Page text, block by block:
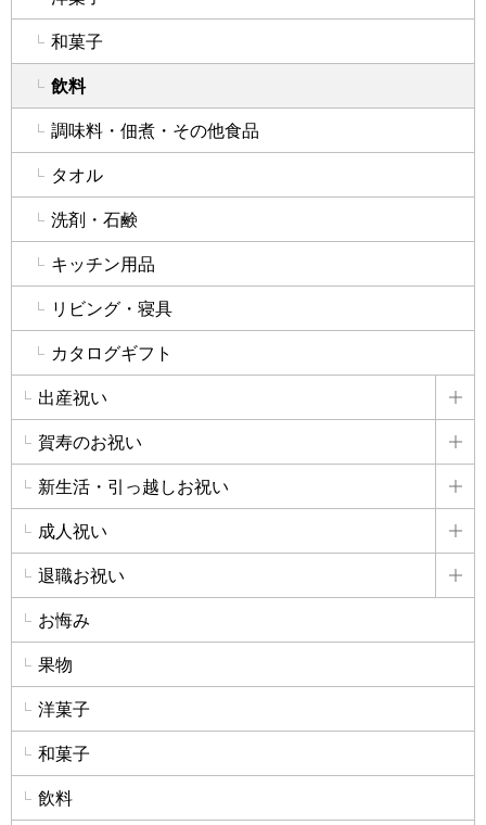
和菓子
飲料
調味料・佃煮・その他食品
タオル
洗剤・石鹸
キッチン用品
リビング・寝具
カタログギフト
出産祝い
詳
賀寿のお祝い
詳
新生活・引っ越しお祝い
詳
成人祝い
詳
退職お祝い
詳
お悔み
果物
洋菓子
和菓子
飲料